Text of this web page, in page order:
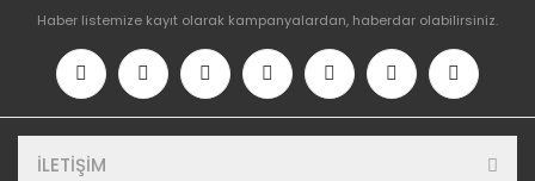
Haber listemize kayıt olarak kampanyalardan, haberdar olabilirsiniz.
İLETİŞİM